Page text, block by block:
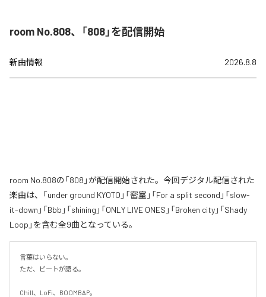
room No.808、「808」を配信開始
新曲情報 2026.8.8
room No.808の「808」が配信開始された。今回デジタル配信された
楽曲は、「under ground KYOTO」「密室」「For a split second」「slow-
it-down」「Bbb」「shining」「ONLY LIVE ONES」「Broken city」「Shady
Loop」を含む全9曲となっている。
言葉はいらない。
ただ、ビートが語る。
Chill、LoFi、BOOMBAP。